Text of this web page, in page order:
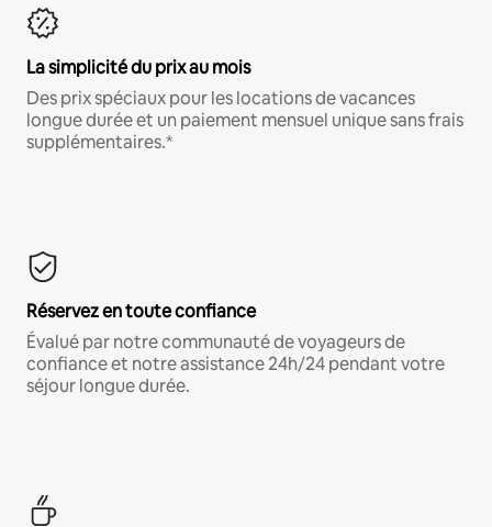
La simplicité du prix au mois
Des prix spéciaux pour les locations de vacances
longue durée et un paiement mensuel unique sans frais
supplémentaires.*
Réservez en toute confiance
Évalué par notre communauté de voyageurs de
confiance et notre assistance 24h/24 pendant votre
séjour longue durée.